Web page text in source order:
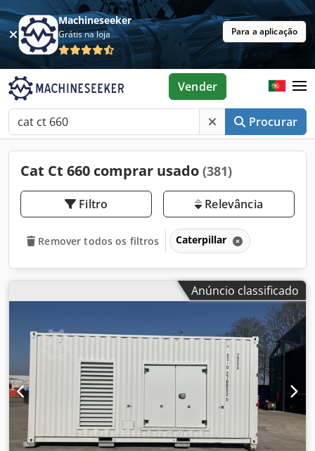
Machineseeker
Grátis na loja Para a aplicação
Procurar
Vender
Cat Ct 660 comprar usado (381)
Filtro Relevância
Remover todos os filtros Caterpillar
Anúncio classificado